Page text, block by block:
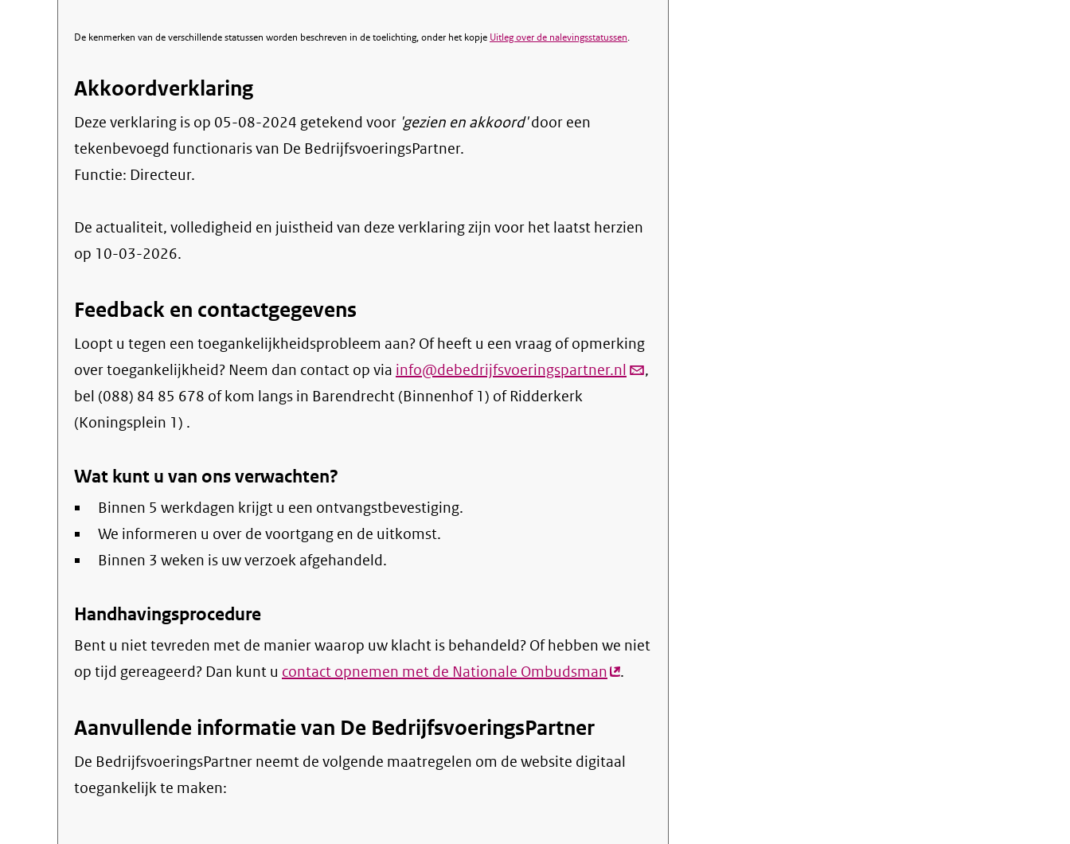
De kenmerken van de verschillende statussen worden beschreven in de toelichting, onder het kopje Uitleg over de nalevingsstatussen.
Akkoordverklaring
Deze verklaring is op 05-08-2024 getekend voor 'gezien en akkoord'door een
tekenbevoegd functionaris van De BedrijfsvoeringsPartner.
Functie: Directeur.
De actualiteit, volledigheid en juistheid van deze verklaring zijn voor het laatst herzien
op 10-03-2026.
Feedback en contactgegevens
Loopt u tegen een toegankelijkheidsprobleem aan? Of heeft u een vraag of opmerking
over toegankelijkheid? Neem dan contact op via info@debedrijfsvoeringspartner.nl (link,
bel (088) 84 85 678 of kom langs in Barendrecht (Binnenhof 1) of Ridderkerk
(Koningsplein 1) .
Wat kunt u van ons verwachten?
Binnen 5 werkdagen krijgt u een ontvangstbevestiging.
We informeren u over de voortgang en de uitkomst.
Binnen 3 weken is uw verzoek afgehandeld.
Handhavingsprocedure
Bent u niet tevreden met de manier waarop uw klacht is behandeld? Of hebben we niet
op tijd gereageerd? Dan kunt u contact opnemen met de Nationale Ombudsman(externe
.
Aanvullende informatie van De BedrijfsvoeringsPartner
De BedrijfsvoeringsPartner neemt de volgende maatregelen om de website digitaal
toegankelijk te maken: